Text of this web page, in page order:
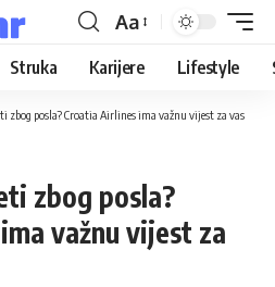
Aa
Struka Karijere Lifestyle
zbog posla? Croatia Airlines ima važnu vijest za vas
zbog posla?
važnu vijest za